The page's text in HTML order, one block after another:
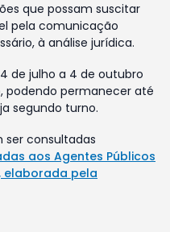
que possam suscitar
pela comunicação
à análise jurídica.
de julho a 4 de outubro
podendo permanecer até
segundo turno.
ser consultadas
aos Agentes Públicos
elaborada pela